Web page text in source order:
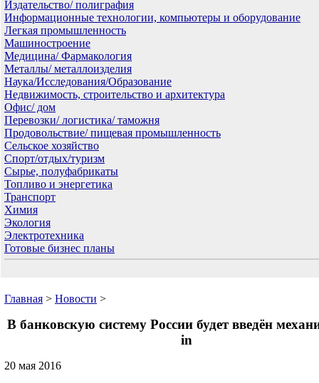
Издательство/ полиграфия
Информационные технологии, компьютеры и оборудование
Легкая промышленность
Машиностроение
Медицина/ Фармакология
Металлы/ металлоизделия
Наука/Исследования/Образование
Недвижимость, строительство и архитектура
Офис/ дом
Перевозки/ логистика/ таможня
Продовольствие/ пищевая промышленность
Сельское хозяйство
Спорт/отдых/туризм
Сырье, полуфабрикаты
Топливо и энергетика
Транспорт
Химия
Экология
Электротехника
Готовые бизнес планы
Главная > Новости >
В банковскую систему России будет введён
in
20 мая 2016